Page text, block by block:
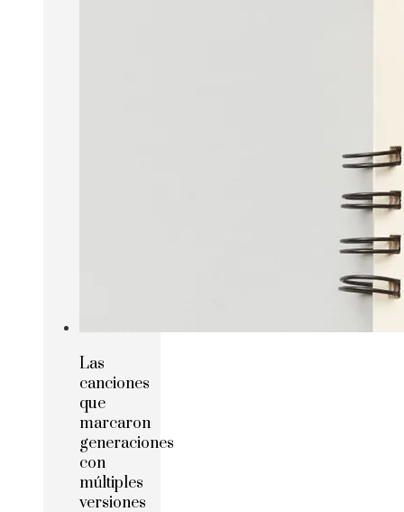
Las
canciones
que
marcaron
generaciones
con
múltiples
versiones